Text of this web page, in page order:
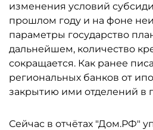
изменения условий
прошлом году и на фоне
параметры государство
дальнейшем, количество
сокращается. Как ранее
региональных банков от
закрытию ими отделений в
Сейчас в отчётах "Дом.РФ"